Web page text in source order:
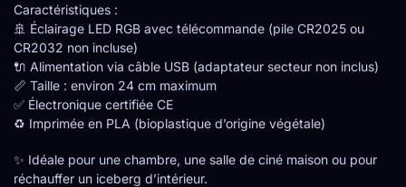
Caractéristiques :
🚢 Éclairage LED RGB avec télécommande (pile CR2025 ou
CR2032 non incluse)
🔌 Alimentation via câble USB (adaptateur secteur non inclus)
📏 Taille : environ 24 cm maximum
✅ Électronique certifiée CE
♻️ Imprimée en PLA (bioplastique d’origine végétale)
✨ Idéale pour une chambre, une salle de ciné maison ou pour
réchauffer un iceberg d’intérieur.